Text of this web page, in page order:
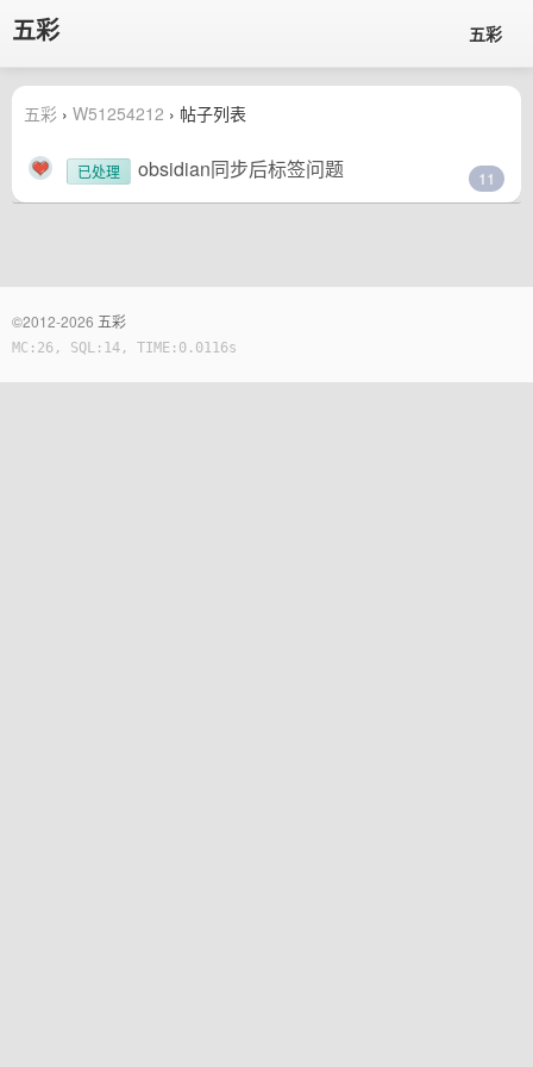
五彩 五彩
五彩 › W51254212 › 帖子列表
已处理 obsidian同步后标签问题 11
©2012-2026 五彩
MC:26, SQL:14, TIME:0.0116s